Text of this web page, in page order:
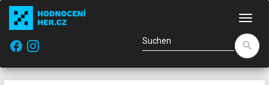
facebook
search